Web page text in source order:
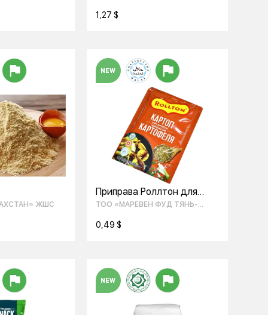
ЖШС
NEW
Приправа Роллтон для
картофеля 70гр
ТОО «МАРЕВЕН ФУД ТЯНЬ-
NEW